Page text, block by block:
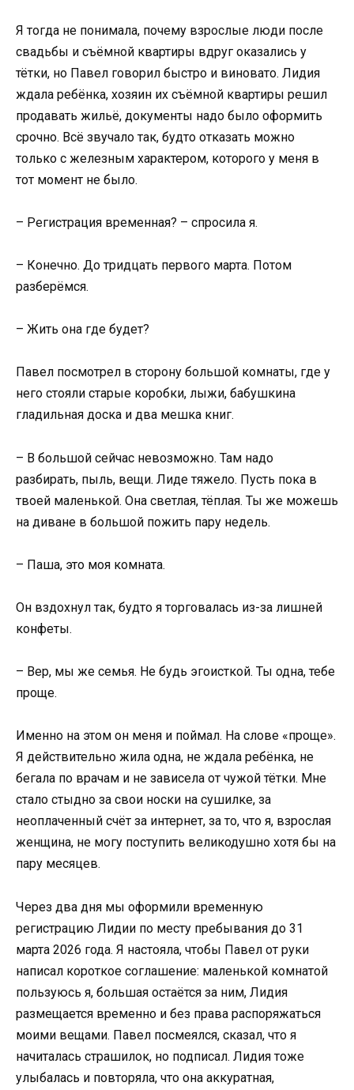
Я тогда не понимала, почему взрослые люди после
свадьбы и съёмной квартиры вдруг оказались у
тётки, но Павел говорил быстро и виновато. Лидия
ждала ребёнка, хозяин их съёмной квартиры решил
продавать жильё, документы надо было оформить
срочно. Всё звучало так, будто отказать можно
только с железным характером, которого у меня в
тот момент не было.
– Регистрация временная? – спросила я.
– Конечно. До тридцать первого марта. Потом
разберёмся.
– Жить она где будет?
Павел посмотрел в сторону большой комнаты, где у
него стояли старые коробки, лыжи, бабушкина
гладильная доска и два мешка книг.
– В большой сейчас невозможно. Там надо
разбирать, пыль, вещи. Лиде тяжело. Пусть пока в
твоей маленькой. Она светлая, тёплая. Ты же можешь
на диване в большой пожить пару недель.
– Паша, это моя комната.
Он вздохнул так, будто я торговалась из-за лишней
конфеты.
– Вер, мы же семья. Не будь эгоисткой. Ты одна, тебе
проще.
Именно на этом он меня и поймал. На слове «проще».
Я действительно жила одна, не ждала ребёнка, не
бегала по врачам и не зависела от чужой тётки. Мне
стало стыдно за свои носки на сушилке, за
неоплаченный счёт за интернет, за то, что я, взрослая
женщина, не могу поступить великодушно хотя бы на
пару месяцев.
Через два дня мы оформили временную
регистрацию Лидии по месту пребывания до 31
марта 2026 года. Я настояла, чтобы Павел от руки
написал короткое соглашение: маленькой комнатой
пользуюсь я, большая остаётся за ним, Лидия
размещается временно и без права распоряжаться
моими вещами. Павел посмеялся, сказал, что я
начиталась страшилок, но подписал. Лидия тоже
улыбалась и повторяла, что она аккуратная,